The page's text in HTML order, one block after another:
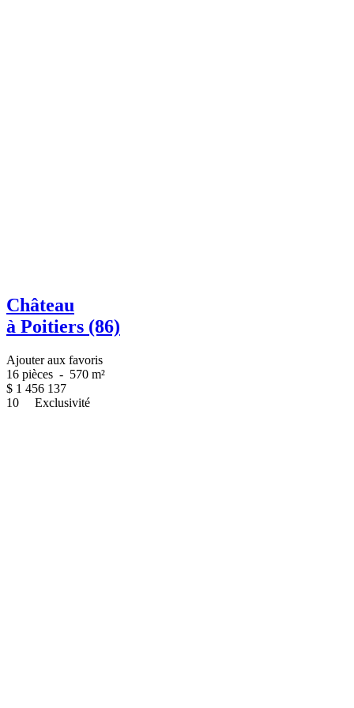
Château
à Poitiers (86)
Ajouter aux favoris
16 pièces - 570 m²
$ 1 456 137
10
Exclusivité